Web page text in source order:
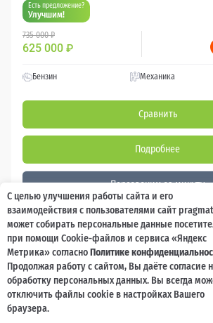
Есть предложение?
Улучшим!
735 000 ₽
625 000 ₽
Бензин Механика
Сравнить
Подробнее
Перезвоним за минуту
С целью улучшения работы сайта и его
взаимодействия с пользователями сайт
может собирать персональные данные
при помощи Cookie-файлов и сервиса «Яндекс
Метрика» согласноПолитике
Продолжая работу с сайтом, Вы даёте согласие
обработку персональных данных. Вы всегда
отключить файлы cookie в настройках Вашего
браузера.